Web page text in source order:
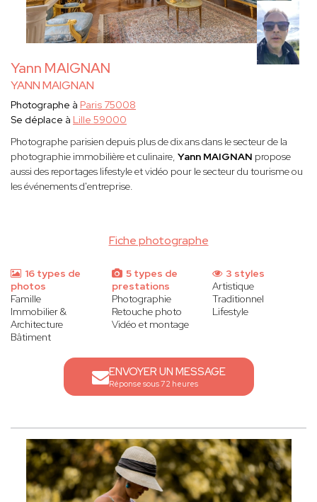
Yann MAIGNAN
YANN MAIGNAN
Fiche photographe
Photographe à Paris 75008
Se déplace à Lille 59000
Photographe parisien depuis plus de dix ans dans le secteur de la
photographie immobilière et culinaire, Yann MAIGNAN propose
aussi des reportages lifestyle et vidéo pour le secteur du tourisme ou
les événements d'entreprise.
16 types de
photos
Famille
Immobilier &
Architecture
Bâtiment
5 types de
prestations
Photographie
Retouche photo
Vidéo et montage
3 styles
Artistique
Traditionnel
Lifestyle
ENVOYER UN MESSAGE
Réponse sous 72 heures